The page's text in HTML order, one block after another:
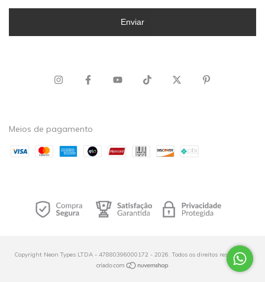
Enviar
Meios de pagamento
Copyright Neon Types LTDA - 47880396000172 - 2026. Todos os direitos reservados.